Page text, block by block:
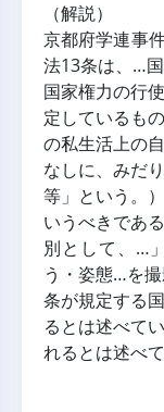
（解説）
京都府学連事
法13条は、…
国家権力の行
定しているも
の私生活上の
なしに、みだ
等」という。
いうべきであ
別として、…
う・姿態…を
条が規定する
るとは述べて
れるとは述べて